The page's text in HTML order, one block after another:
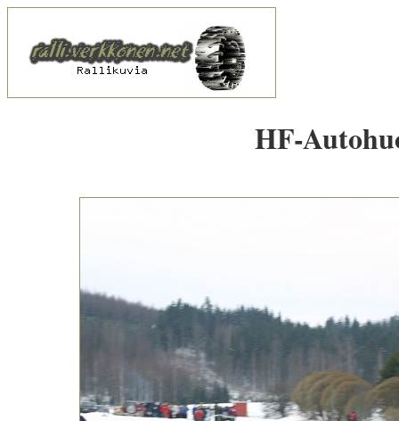
HF-